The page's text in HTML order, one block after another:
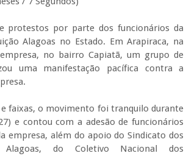
protestos por parte dos funcionários da
Alagoas no Estado. Em Arapiraca, na
no bairroCapiatã, um grupo de
uma manifestação pacífica contra a
faixas, o movimento foi tranquilo durante
e contou com a adesão de funcionários
empresa, além do apoio do Sindicato dos
Alagoas, do Coletivo Nacional dos